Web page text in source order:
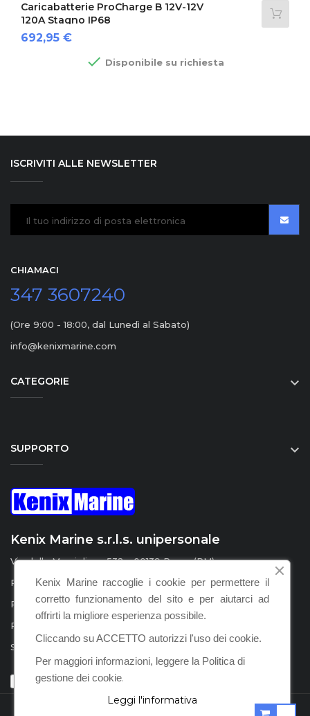
Caricabatterie ProCharge B 12V-12V
120A Stagno IP68
Prezzo
692,95 €
 Disponibile su richiesta
ISCRIVITI ALLE NEWSLETTER
CHIAMACI
347 3607240
(Ore 9:00 - 18:00, dal Lunedì al Sabato)
info@kenixmarine.com
CATEGORIE 
SUPPORTO 
Kenix Marine s.r.l.s. unipersonale
Via della Marcigliana 532 - 00139 Roma (RM)
P.I. / C.F. : IT15555231008
REA : RM – 1598924
PEC :
SDI : KRRH6B9
Kenix Marine raccoglie i cookie per permettere il
corretto funzionamento del sito e per aiutarci ad
offrirti la migliore esperienza possibile.
Cliccando su ACCETTO autorizzi l'uso dei cookie.
Per maggiori informazioni, leggere la Politica di
gestione dei cookie.
Leggi l'informativa